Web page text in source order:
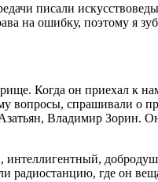
писали
на ошибку, поэтому я
Когда он приехал к
вопросы, спрашивали о
Владимир Зорин.
где он